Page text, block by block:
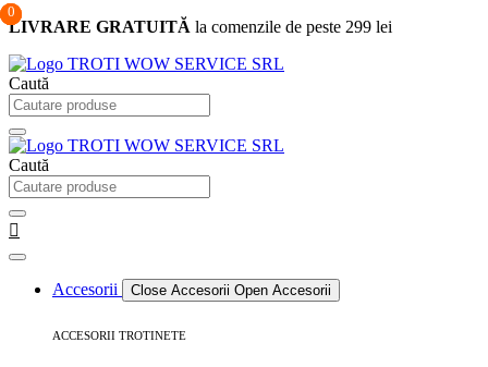
Sari
conținut
LIVRARE GRATUITĂ la comenzile de peste 299 lei
0
Caută
Caută
0
0
Accesorii Close Accesorii Open Accesorii
ACCESORII TROTINETE